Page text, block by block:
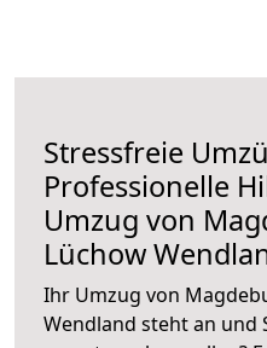
Stressfreie
Professionelle
Umzug von
Lüchow
Ihr Umzug von
Wendland steht an und